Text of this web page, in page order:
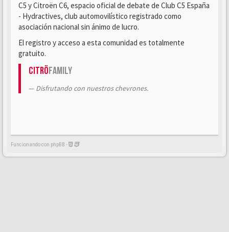
C5 y Citroën C6, espacio oficial de debate de Club C5 España
- Hydractives, club automovilístico registrado como
asociación nacional sin ánimo de lucro.
El registro y acceso a esta comunidad es totalmente
gratuito.
CitröFamily
Disfrutando con nuestros chevrones.
Funcionando con phpBB -